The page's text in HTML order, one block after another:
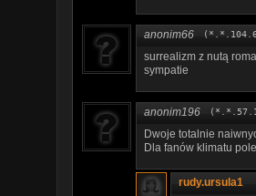
anonim66
surrealizm z nutą
sympatie
anonim196
Dwoje totalnie
Dla fanów klimatu
rudy.ursula1